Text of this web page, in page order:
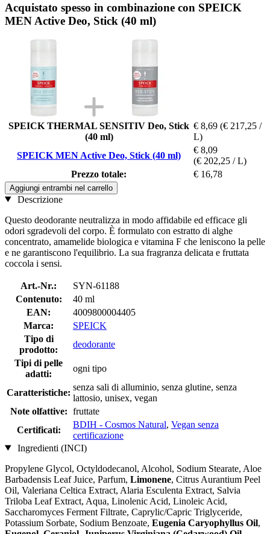
Acquistato spesso in combinazione con SPEICK
MEN Active Deo, Stick (40 ml)
SPEICK THERMAL SENSITIV Deo, Stick
(40 ml)
€ 8,69 (€ 217,25 /
L)
SPEICK MEN Active Deo, Stick (40 ml)
€ 8,09
(€ 202,25 / L)
Prezzo totale:
€ 16,78
Aggiungi entrambi nel carrello
Descrizione
Questo deodorante neutralizza in modo affidabile ed efficace gli
odori sgradevoli del corpo. È formulato con estratto di alghe
concentrato, amamelide biologica e vitamina F che leniscono la pelle
e ne garantiscono l'equilibrio. La sua fragranza delicata e fruttata
coccola i sensi.
Art.-Nr.:
SYN-61188
Contenuto:
40 ml
EAN:
4009800004405
Marca:
SPEICK
Tipo di
prodotto:
deodorante
Tipi di pelle
adatti:
ogni tipo
Caratteristiche:
senza sali di alluminio, senza glutine, senza
lattosio, unisex, vegan
Note olfattive: fruttate
Certificati:
BDIH - Cosmos Natural, Vegan senza
certificazione
Ingredienti (INCI)
Propylene Glycol, Octyldodecanol, Alcohol, Sodium Stearate, Aloe
Barbadensis Leaf Juice, Parfum, Limonene, Citrus Aurantium Peel
Oil, Valeriana Celtica Extract, Alaria Esculenta Extract, Salvia
Triloba Leaf Extract, Aqua, Linolenic Acid, Linoleic Acid,
Saccharomyces Ferment Filtrate, Caprylic/Capric Triglyceride,
Potassium Sorbate, Sodium Benzoate, Eugenia Caryophyllus Oil,